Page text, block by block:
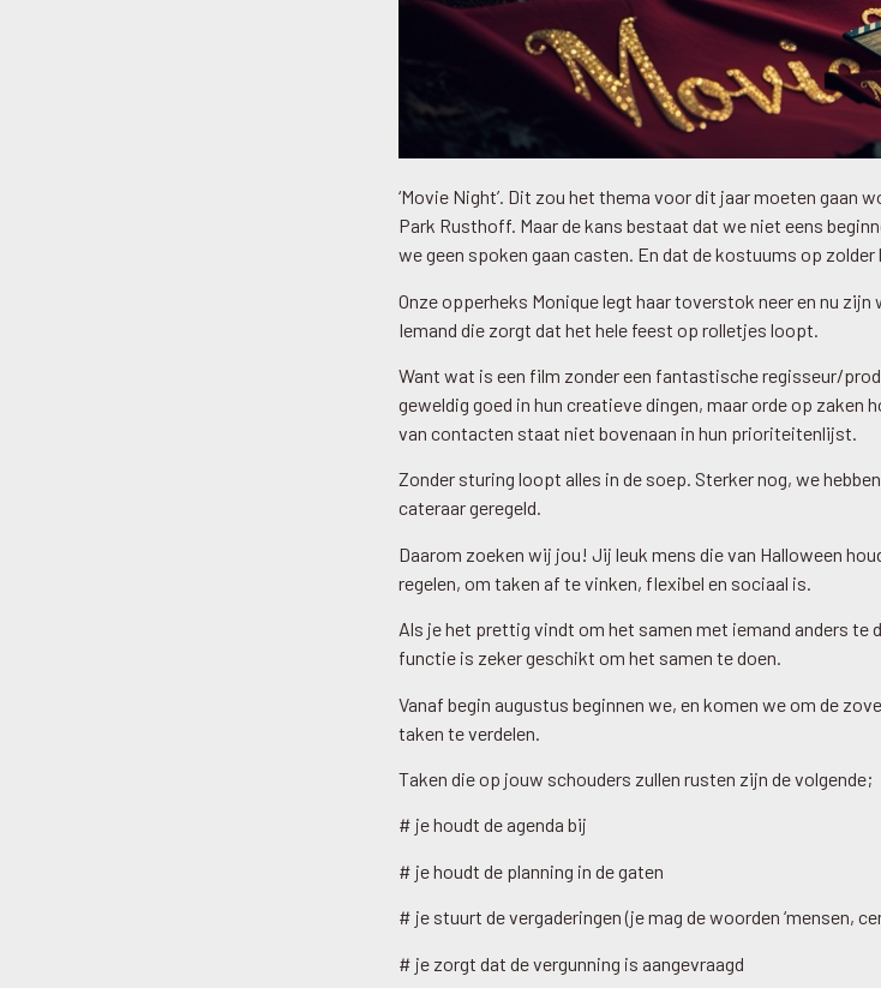
‘Movie Night’. Dit zou het thema voor dit jaar moeten gaan
Park Rusthoff. Maar de kans bestaat dat we niet eens
we geen spoken gaan casten. En dat de kostuums op zolder
Onze opperheks Monique legt haar toverstok neer en nu zijn
Iemand die zorgt dat het hele feest op rolletjes loopt.
Want wat is een film zonder een fantastische regisseur/
geweldig goed in hun creatieve dingen, maar orde op zaken
van contacten staat niet bovenaan in hun prioriteitenlijst.
Zonder sturing loopt alles in de soep. Sterker nog, we
cateraar geregeld.
Daarom zoeken wij jou! Jij leuk mens die van Halloween
regelen, om taken af te vinken, flexibel en sociaal is.
Als je het prettig vindt om het samen met iemand anders te
functie is zeker geschikt om het samen te doen.
Vanaf begin augustus beginnen we, en komen we om de
taken te verdelen.
Taken die op jouw schouders zullen rusten zijn de volgende;
# je houdt de agenda bij
# je houdt de planning in de gaten
# je stuurt de vergaderingen (je mag de woorden ‘mensen,
# je zorgt dat de vergunning is aangevraagd